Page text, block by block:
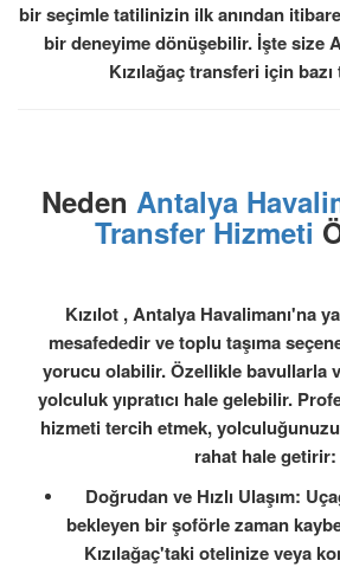
bir seçimle tatilinizin ilk anından
bir deneyime dönüşebilir. İşte size
Kızılağaç transferi için
Neden Antalya
Transfer Hizmeti
Kızılot , Antalya Havalimanı'na
mesafededir ve toplu taşıma
yorucu olabilir. Özellikle bavullarla
yolculuk yıpratıcı hale gelebilir.
hizmeti tercih etmek,
rahat hale getirir:
Doğrudan ve Hızlı Ulaşım:
bekleyen bir şoförle zaman
Kızılağaç'taki otelinize veya